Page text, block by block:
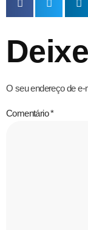
O seu endereço de e-
Comentário*